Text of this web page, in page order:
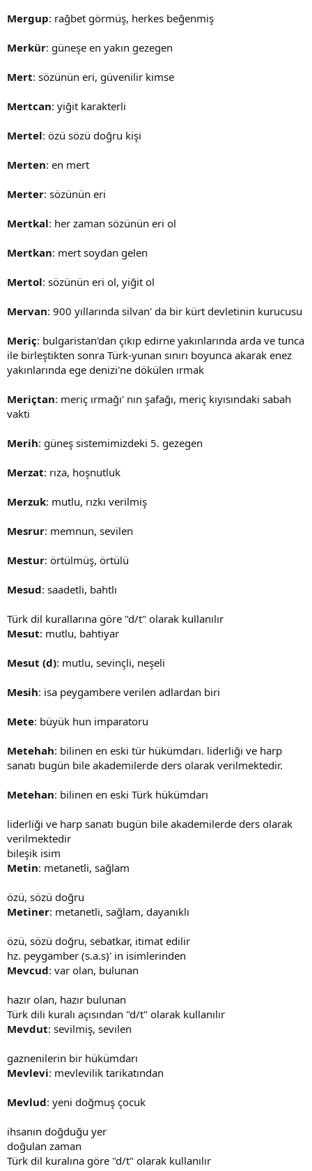
Mergup: rağbet görmüş, herkes beğenmiş
Merkür: güneşe en yakın gezegen
Mert: sözünün eri, güvenilir kimse
Mertcan: yiğit karakterli
Mertel: özü sözü doğru kişi
Merten: en mert
Merter: sözünün eri
Mertkal: her zaman sözünün eri ol
Mertkan: mert soydan gelen
Mertol: sözünün eri ol, yiğit ol
Mervan: 900 yıllarında silvan' da bir kürt devletinin kurucusu
Meriç: bulgaristan'dan çıkıp edirne yakınlarında arda ve tunca
ile birleştikten sonra Türk-yunan sınırı boyunca akarak enez
yakınlarında ege denizi'ne dökülen ırmak
Meriçtan: meriç ırmağı' nın şafağı, meriç kıyısındaki sabah
vakti
Merih: güneş sistemimizdeki 5. gezegen
Merzat: rıza, hoşnutluk
Merzuk: mutlu, rızkı verilmiş
Mesrur: memnun, sevilen
Mestur: örtülmüş, örtülü
Mesud: saadetli, bahtlı
Türk dil kurallarına göre "d/t" olarak kullanılır
Mesut: mutlu, bahtiyar
Mesut (d): mutlu, sevinçli, neşeli
Mesih: isa peygambere verilen adlardan biri
Mete: büyük hun imparatoru
Metehah: bilinen en eski tür hükümdarı. liderliği ve harp
sanatı bugün bile akademilerde ders olarak verilmektedir.
Metehan: bilinen en eski Türk hükümdarı
liderliği ve harp sanatı bugün bile akademilerde ders olarak
verilmektedir
bileşik isim
Metin: metanetli, sağlam
özü, sözü doğru
Metiner: metanetli, sağlam, dayanıklı
özü, sözü doğru, sebatkar, itimat edilir
hz. peygamber (s.a.s)' in isimlerinden
Mevcud: var olan, bulunan
hazır olan, hazır bulunan
Türk dili kuralı açısından "d/t" olarak kullanılır
Mevdut: sevilmiş, sevilen
gaznenilerin bir hükümdarı
Mevlevi: mevlevilik tarikatından
Mevlud: yeni doğmuş çocuk
ihsanın doğduğu yer
doğulan zaman
Türk dil kuralına göre "d/t" olarak kullanılır